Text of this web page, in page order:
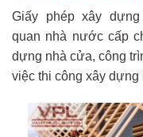
Giấy phép xây
quan nhà nước cấp
dựng nhà cửa, công
việc thi công xây